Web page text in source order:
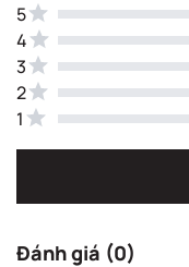
5
4
3
2
1
Đánh giá (0)